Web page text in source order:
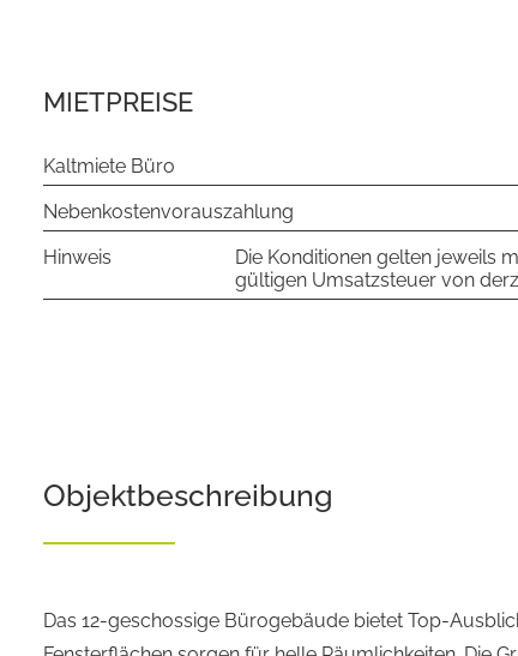
MIETPREISE
Kaltmiete Büro
Nebenkostenvorauszahlung
Hinweis
Die Konditionen gelten jeweils
gültigen Umsatzsteuer von
Objekt­beschreibung
Das 12-geschossige Bürogebäude bietet Top-